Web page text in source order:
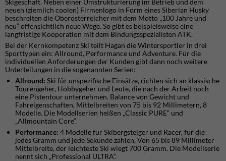
neuen (ziemlich coolen) Firmenlogo in Form eines Siberian Husky
beschreiten die Oberösterreicher mit dem Motto „100 Jahre und
neu“ offensichtlich neue Wege. So gibt es beispielsweise eine
langfristige Kooperation mit dem Bindungsspezialisten ATK.
Bei der Kernkompetenz Ski teilt Hagan die Wintersportler in drei
Sporttypen ein: Allround, Performance und Adventure. Für die
individuellen Anforderungen der Kunden gibt dann noch weitere
Unterteilungen in die sogenannten Serien:
Allround: Ski für unspezifische Einsätze, richten sich an klassische
Tourengeher, Hobbygeher und Leute, die nach der Arbeit noch
eine Pistentour unternehmen. Balance von Gewicht und
Fahreigenschaften, Mittelbreiten von 75 bis 92 Millimetern, 8
Modelle. Die Modellserien heißen „Classic PURE“ und
„Allmountain Core“.
Performance: 4 Modelle für Skibergsteiger und Racer, für die
jedes Gramm und jede Sekunde zählen. Von 65 bis 89 Millimeter
Mittelbreite, der leichteste Ski wiegt 700 Gramm. Die Modellserie
nennt sich „Professional ULTRA“.